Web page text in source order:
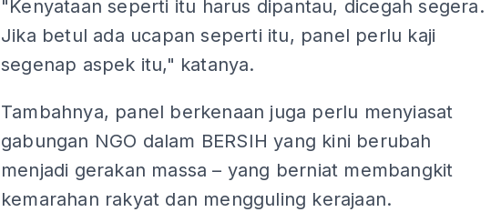
"Kenyataan seperti itu harus dipantau, dicegah segera.
Jika betul ada ucapan seperti itu, panel perlu kaji
segenap aspek itu," katanya.
Tambahnya, panel berkenaan juga perlu menyiasat
gabungan NGO dalam BERSIH yang kini berubah
menjadi gerakan massa – yang berniat membangkit
kemarahan rakyat dan mengguling kerajaan.